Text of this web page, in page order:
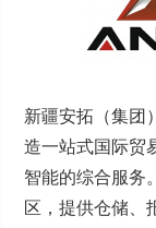
新疆安拓（集团
造一站式国际贸
智能的综合服务
区，提供仓储、